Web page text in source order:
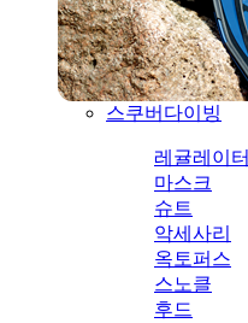
스쿠버다이빙
레귤레이터
마스크
슈트
악세사리
옥토퍼스
스노클
후드